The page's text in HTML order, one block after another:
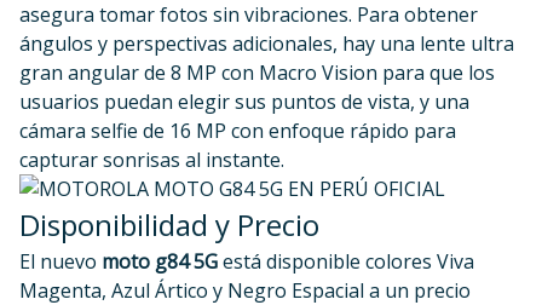
asegura tomar fotos sin vibraciones. Para obtener
ángulos y perspectivas adicionales, hay una lente ultra
gran angular de 8 MP con Macro Vision para que los
usuarios puedan elegir sus puntos de vista, y una
cámara selfie de 16 MP con enfoque rápido para
capturar sonrisas al instante.
Disponibilidad y Precio
El nuevo moto g84 5Gestá disponible colores Viva
Magenta, Azul Ártico y Negro Espacial a un precio